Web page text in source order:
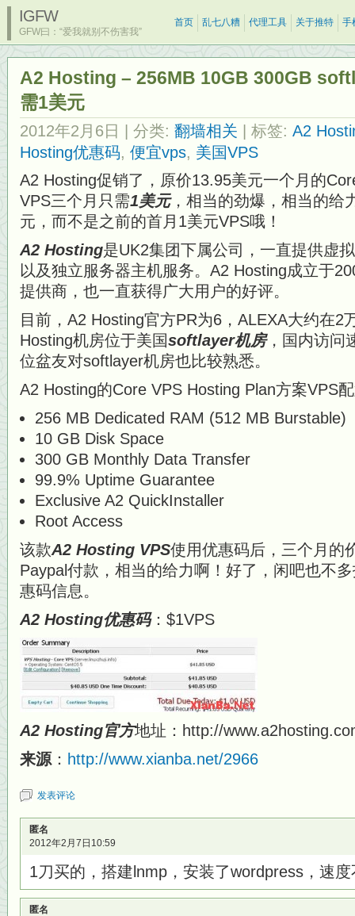
IGFW
GFW曰：“爱我就别不伤害我”
首页 乱七八糟 代理工具 关于推特 手
A2 Hosting – 256MB 10GB 300GB
需1美元
2012年2月6日 | 分类: 翻墙相关 | 标签: A2
Hosting优惠码, 便宜vps, 美国VPS
A2 Hosting促销了，原价13.95美元一个月的
VPS三个月只需1美元，相当的劲爆，相当的给
元，而不是之前的首月1美元VPS哦！
A2 Hosting是UK2集团下属公司，一直提供虚
以及独立服务器主机服务。A2 Hosting成立于
提供商，也一直获得广大用户的好评。
目前，A2 Hosting官方PR为6，ALEXA大约在2
Hosting机房位于美国softlayer机房，国内访问
位盆友对softlayer机房也比较熟悉。
A2 Hosting的Core VPS Hosting Plan方案VPS
256 MB Dedicated RAM (512 MB Burstable)
10 GB Disk Space
300 GB Monthly Data Transfer
99.9% Uptime Guarantee
Exclusive A2 QuickInstaller
Root Access
该款A2 Hosting VPS使用优惠码后，三个月的
Paypal付款，相当的给力啊！好了，闲吧也不
惠码信息。
A2 Hosting优惠码：$1VPS
A2 Hosting官方地址：http://
来源 ： http://www.xianba.net/2966
发表评论
匿名
2012年2月7日10:59
1刀买的，搭建lnmp，安装了wordpress，速
匿名